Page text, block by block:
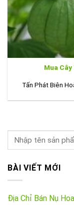
Mua
Tấn Phát Biên
BÀI VIẾT MỚI
Địa Chỉ Bán Nụ